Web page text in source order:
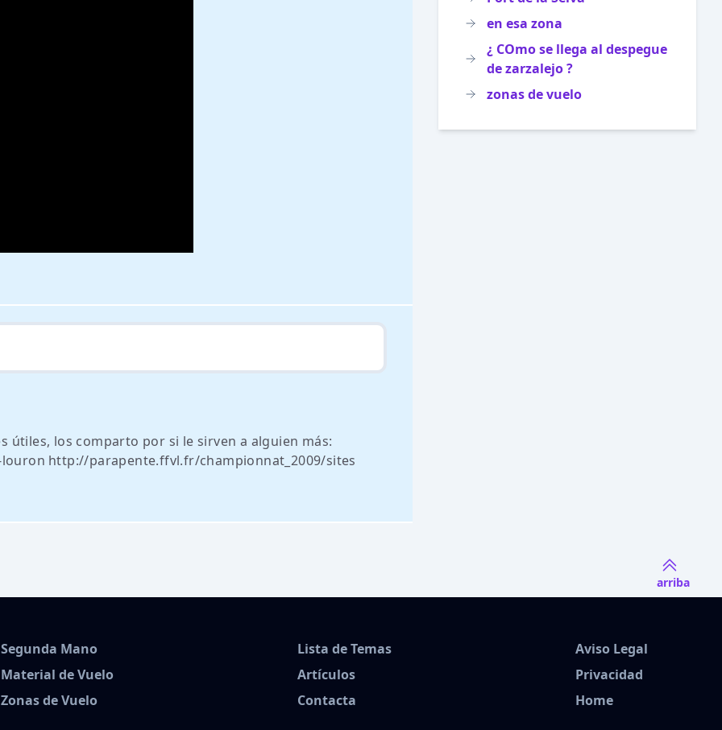
útiles, los comparto por si le sirven a alguien más:
http://parapente.ffvl.fr/championnat_2009/sites
en esa zona
¿ COmo se llega al despegue
de zarzalejo ?
zonas de vuelo
arriba
Segunda Mano
Material de Vuelo
Zonas de Vuelo
Lista de Temas
Artículos
Contacta
Aviso Legal
Privacidad
Home